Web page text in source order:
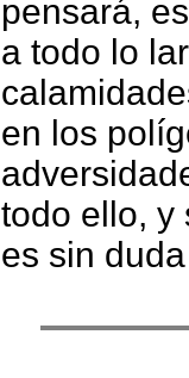
pensará,
a todo lo
en los
todo ello, y
es sin